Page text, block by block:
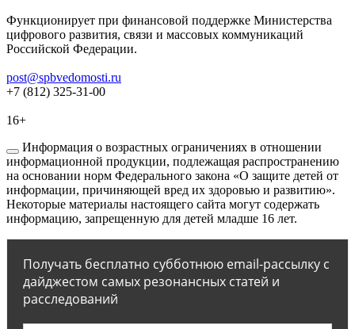
Функционирует при финансовой поддержке Министерства
цифрового развития, связи и массовых коммуникаций
Российской Федерации.
post@spbvedomosti.ru
+7 (812) 325-31-00
16+
Информация о возрастных ограничениях в отношении
информационной продукции, подлежащая распространению
на основании норм Федерального закона «О защите детей от
информации, причиняющей вред их здоровью и развитию».
Некоторые материалы настоящего сайта могут содержать
информацию, запрещенную для детей младше 16 лет.
Получать бесплатно субботнюю email-рассылку с
дайджестом самых резонансных статей и
расследований